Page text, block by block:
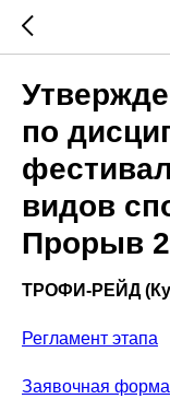
по
видов
Прорыв
ТРОФИ-РЕЙД
Регламент этапа
Заявочная форма